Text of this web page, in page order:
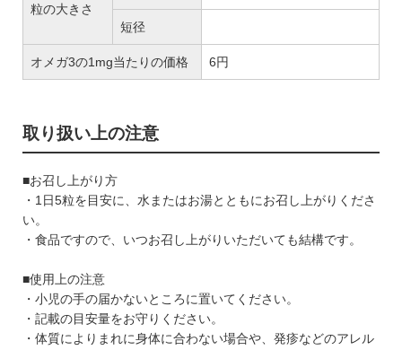
粒の大きさ
短径
オメガ3の1mg当たりの価格 6円
取り扱い上の注意
■お召し上がり方
・1日5粒を目安に、水またはお湯とともにお召し上がりくださ
い。
・食品ですので、いつお召し上がりいただいても結構です。
■使用上の注意
・小児の手の届かないところに置いてください。
・記載の目安量をお守りください。
・体質によりまれに身体に合わない場合や、発疹などのアレル